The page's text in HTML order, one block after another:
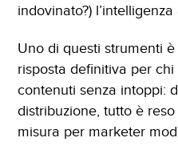
indovinato?)
Uno di questi strumenti
risposta definitiva per
contenuti senza intoppi:
distribuzione, tutto è
misura per marketer